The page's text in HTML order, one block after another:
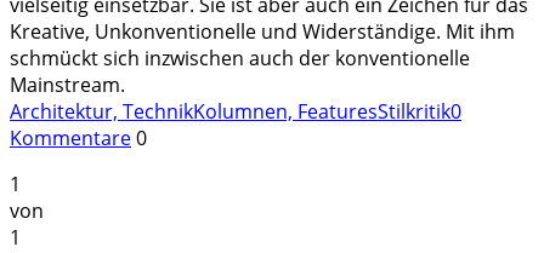
Kreative, Unkonventionelle und Widerständige. Mit ihm
schmückt sich inzwischen auch der konventionelle
Mainstream.
Architektur, TechnikKolumnen, FeaturesStilkritik0
Kommentare0
1
von
1